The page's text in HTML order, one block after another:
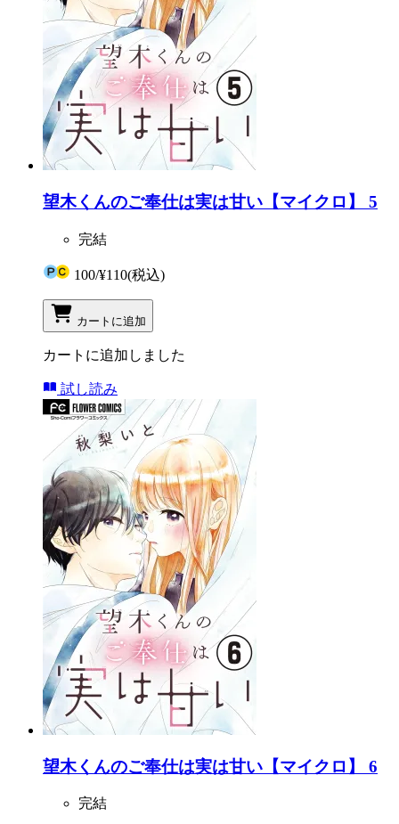
望木くんのご奉仕は実は甘い【マイクロ】 5
完結
100/¥110(税込)
カートに追加
カートに追加しました
試し読み
望木くんのご奉仕は実は甘い【マイクロ】 6
完結